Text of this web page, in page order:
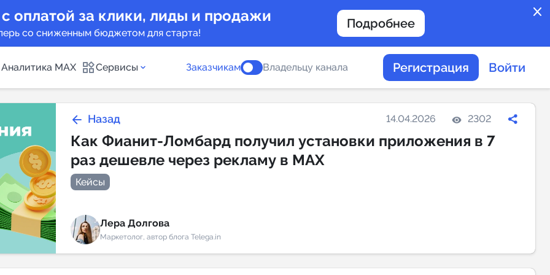
close
оплатой за клики, лиды и продажи
со сниженным бюджетом для старта!
Подробнее
Аналитика MAX Сервисы
Индекс читаемости каналов в
MAX каналов
Индивидуальное
сопровождение
Заказчикам Владельцу канала Регистрация Войти
Назад 14.04.2026 2302
Как Фианит-Ломбард получил установки приложения в 7
раз дешевле через рекламу в MAX
Кейсы
Лера Долгова
Маркетолог, автор блога Telega.in